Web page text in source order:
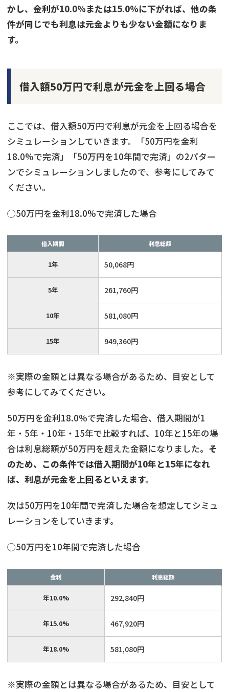
かし、金利が10.0%または15.0%に下がれば、他の条
件が同じでも利息は元金よりも少ない金額になりま
す。
借入額50万円で利息が元金を上回る場合
ここでは、借入額50万円で利息が元金を上回る場合を
シミュレーションしていきます。「50万円を金利
18.0%で完済」「50万円を10年間で完済」の2パター
ンでシミュレーションしましたので、参考にしてみて
ください。
◯50万円を金利18.0%で完済した場合
借入期間 利息総額
1年 50,068円
5年 261,760円
10年 581,080円
15年 949,360円
※実際の金額とは異なる場合があるため、目安として
参考にしてみてください。
50万円を金利18.0%で完済した場合、借入期間が1
年・5年・10年・15年で比較すれば、10年と15年の場
合は利息総額が50万円を超えた金額になりました。 そ
のため、この条件では借入期間が10年と15年になれ
ば、利息が元金を上回るといえます。
次は50万円を10年間で完済した場合を想定してシミュ
レーションをしていきます。
◯50万円を10年間で完済した場合
金利 利息総額
年10.0% 292,840円
年15.0% 467,920円
年18.0% 581,080円
※実際の金額とは異なる場合があるため、目安として